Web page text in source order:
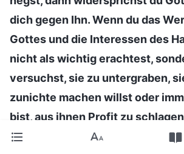
dich gegen Ihn. Wenn du das
Gottes und die Interessen des
nicht als wichtig erachtest,
versuchst, sie zu untergraben,
zunichte machen willst oder
bist, aus ihnen Profit zu
oder Geld zu unterschlagen, wird